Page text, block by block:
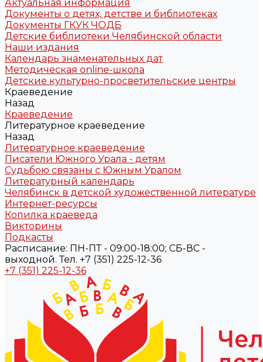
Актуальная информация
Документы о детях, детстве и библиотеках
Документы ГКУК ЧОДБ
Детские библиотеки Челябинской области
Наши издания
Календарь знаменательных дат
Методическая online-школа
Детские культурно-просветительские центры
Краеведение
Назад
Краеведение
Литературное краеведение
Назад
Литературное краеведение
Писатели Южного Урала - детям
Судьбою связаны с Южным Уралом
Литературный календарь
Челябинск в детской художественной литературе
Интернет-ресурсы
Копилка краеведа
Викторины
Подкасты
Расписание: ПН-ПТ - 09:00-18:00; СБ-ВС -
выходной. Тел. +7 (351) 225-12-36
+7 (351) 225-12-36